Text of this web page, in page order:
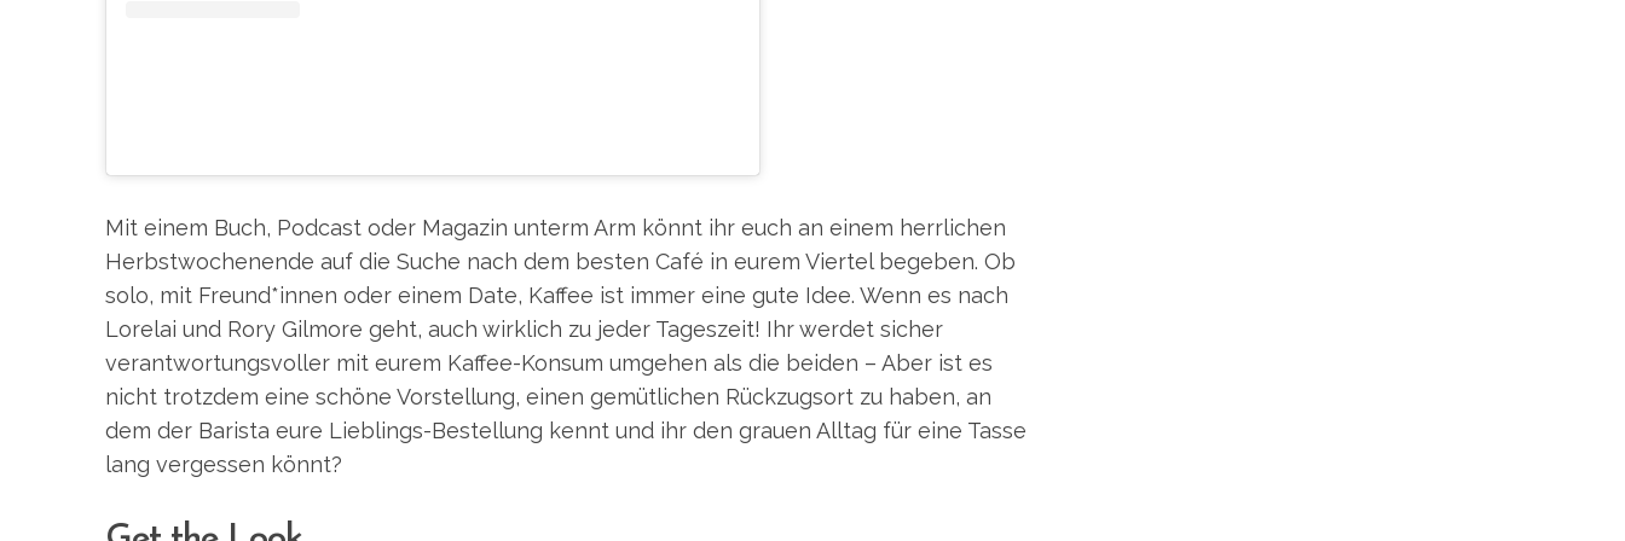
Mit einem Buch, Podcast oder Magazin unterm Arm könnt ihr euch an einem herrlichen
Herbstwochenende auf die Suche nach dem besten Café in eurem Viertel begeben. Ob
solo, mit Freund*innen oder einem Date, Kaffee ist immer eine gute Idee. Wenn es nach
Lorelai und Rory Gilmore geht, auch wirklich zu jeder Tageszeit! Ihr werdet sicher
verantwortungsvoller mit eurem Kaffee-Konsum umgehen als die beiden – Aber ist es
nicht trotzdem eine schöne Vorstellung, einen gemütlichen Rückzugsort zu haben, an
dem der Barista eure Lieblings-Bestellung kennt und ihr den grauen Alltag für eine Tasse
lang vergessen könnt?